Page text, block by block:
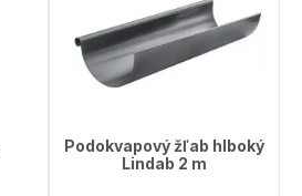
Podokvapový žľab hlboký
Lindab 2 m